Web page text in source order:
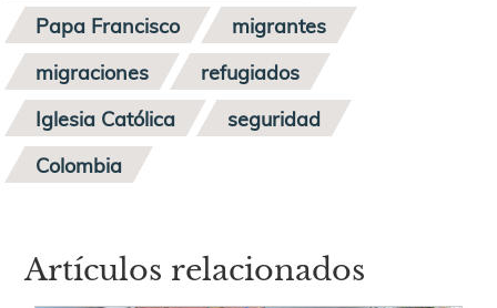
Papa Francisco
migrantes
migraciones
refugiados
Iglesia Católica
seguridad
Colombia
Artículos relacionados